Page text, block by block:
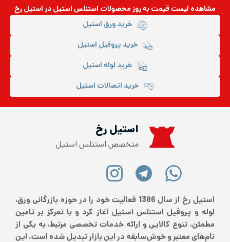
مشاهده لیست قیمت به روزمحصولات استنلس استیلدر استیل رخ
خرید ورق استیل
خرید پروفیل استیل
خرید لوله استیل
خرید اتصالات استیل
استیل رخ
متخصص استنلس استیل
استیل رخ از سال 1386 فعالیت خود را در حوزه بازرگانی ورق،
لوله و پروفیل استنلس استیل آغاز کرد و با تمرکز بر تامین
مطمئن، تنوع کالایی و ارائه خدمات تخصصی مرتبط، به یکی از
نام‌های معتبر و خوش‌سابقه در این بازار تبدیل شده است. این